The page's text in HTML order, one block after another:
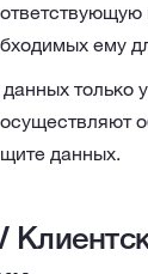
ему
данных.